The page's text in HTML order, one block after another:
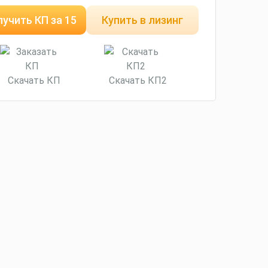
КП за 15
минут
Купить в лизинг
Скачать КП Скачать КП2